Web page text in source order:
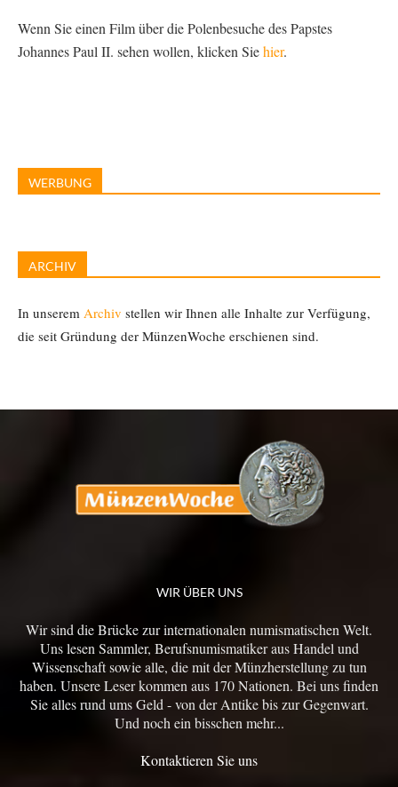
Wenn Sie einen Film über die Polenbesuche des Papstes
Johannes Paul II. sehen wollen, klicken Siehier.
WERBUNG
ARCHIV
In unserem Archiv stellen wir Ihnen alle Inhalte zur Verfügung,
die seit Gründung der MünzenWoche erschienen sind.
WIR ÜBER UNS
Wir sind die Brücke zur internationalen numismatischen Welt.
Uns lesen Sammler, Berufsnumismatiker aus Handel und
Wissenschaft sowie alle, die mit der Münzherstellung zu tun
haben. Unsere Leser kommen aus 170 Nationen. Bei uns finden
Sie alles rund ums Geld - von der Antike bis zur Gegenwart.
Und noch ein bisschen mehr...
Kontaktieren Sie uns